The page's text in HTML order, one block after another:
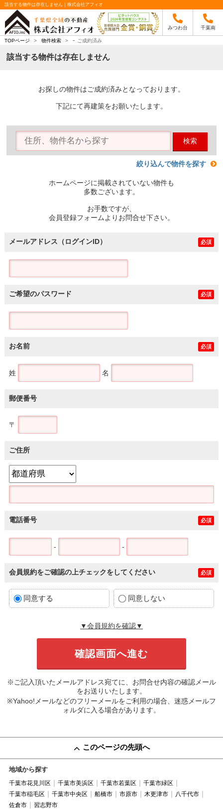
該当する物件は存在しません｜株式会社アフィオ
みつわ台 千葉南
TOPページ > 物件検索 > - ご成約済み
該当する物件は存在しません
お探しの物件はご成約済みとなっております。
下記にて再建策をお願いたします。
検索
絞り込んで物件を探す
ホームページに掲載されていない物件も
多数ございます。
お手数ですが、
会員登録フォームよりお問合せ下さい。
メールアドレス（ログインID） 必須
ご希望のパスワード 必須
お名前 必須
姓 名
郵便番号
〒
ご住所
電話番号 必須
- -
会員規約をご確認の上チェックをしてください 必須
同意する 同意しない
▼会員規約を確認▼
※ご記入頂いたメールアドレス宛てに、お問合せ内容の確認メール
をお送りいたします。
※Yahoo!メールなどのフリーメールをご利用の場合、迷惑メールフ
ォルダに入る場合があります。
このページの先頭へ
地域から探す
千葉市花見川区 千葉市美浜区 千葉市若葉区
千葉市緑区
千葉市稲毛区
千葉市中央区 船橋市 市原市 木更津市
八千代市
佐倉市
習志野市